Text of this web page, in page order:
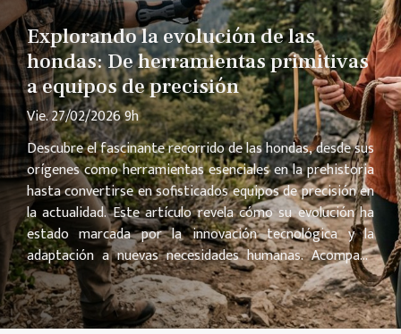
Explorando la evolución de las
hondas: De herramientas primitivas
a equipos de precisión
Vie. 27/02/2026 9h
Descubre el fascinante recorrido de las hondas, desde sus
orígenes como herramientas esenciales en la prehistoria
hasta convertirse en sofisticados equipos de precisión en
la actualidad. Este artículo revela cómo su evolución ha
estado marcada por la innovación tecnológica y la
adaptación a nuevas necesidades humanas. Acompaña
este análisis para sorprenderte con datos curiosos y
detalles técnicos que transformarán tu perspectiva
sobre esta herramienta milenaria. Orígenes prehistóricos